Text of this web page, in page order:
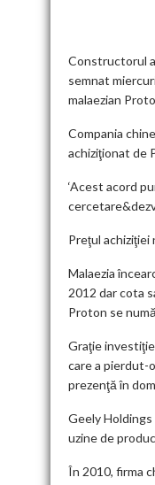
k
Constructorul
semnat
malaezian
Compania
achiziţionat de
‘Acest acord
Preţul
Malaezia
2012 dar cota
Proton se
Graţie
care a pierdut-
prezenţă în
Geely
uzine de
În 2010, firma